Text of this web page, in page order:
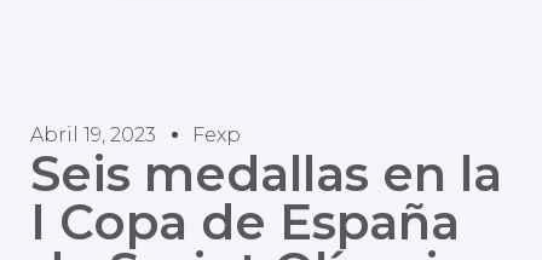
Abril 19, 2023 Fexp
Seis medallas en la
I Copa de España